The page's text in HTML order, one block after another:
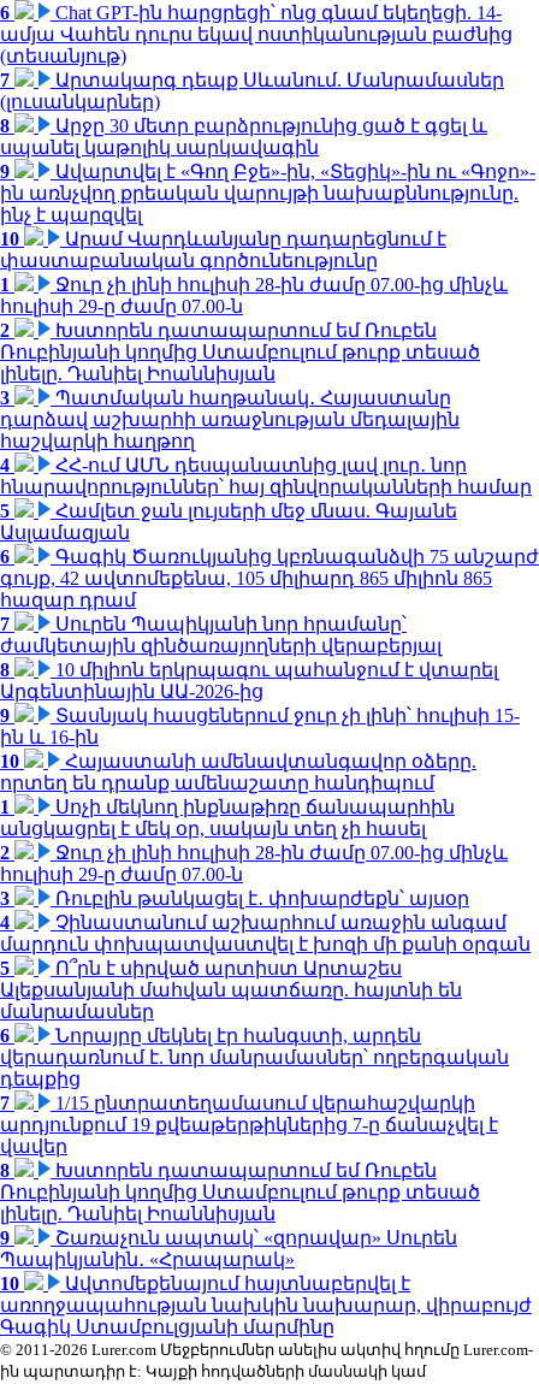
6
Chat GPT-ին հարցրեցի՝ ոնց գնամ եկեղեցի. 14-
ամյա Վահեն դուրս եկավ ոստիկանության բաժնից
(տեսանյութ)
7
Արտակարգ դեպք Սևանում. Մանրամասներ
(լուսանկարներ)
8
Արջը 30 մետր բարձրությունից ցած է գցել և
սպանել կաթոլիկ սարկավագին
9
Ավարտվել է «Գող Բջե»-ին, «Տեցիկ»-ին ու «Գոջո»-
ին առնչվող քրեական վարույթի նախաքննությունը.
ինչ է պարզվել
10
Արամ Վարդևանյանը դադարեցնում է
փաստաբանական գործունեությունը
1
Ջուր չի լինի հուլիսի 28-ին ժամը 07.00-ից մինչև
հուլիսի 29-ը ժամը 07.00-ն
2
Խստորեն դատապարտում եմ Ռուբեն
Ռուբինյանի կողմից Ստամբուլում թուրք տեսած
լինելը. Դանիել Իոաննիսյան
3
Պատմական հաղթանակ․ Հայաստանը
դարձավ աշխարհի առաջնության մեդալային
հաշվարկի հաղթող
4
ՀՀ-ում ԱՄՆ դեսպանատնից լավ լուր․ նոր
հնարավորություններ՝ հայ զինվորականների համար
5
Համլետ ջան լույսերի մեջ մնաս. Գայանե
Ասլամազյան
6
Գագիկ Ծառուկյանից կբռնագանձվի 75 անշարժ
գույք, 42 ավտոմեքենա, 105 միլիարդ 865 միլիոն 865
հազար դրամ
7
Սուրեն Պապիկյանի նոր հրամանը՝
ժամկետային զինծառայողների վերաբերյալ
8
10 միլիոն երկրպագու պահանջում է վտարել
Արգենտինային ԱԱ-2026-ից
9
Տասնյակ հասցեներում ջուր չի լինի՝ հուլիսի 15-
ին և 16-ին
10
Հայաստանի ամենավտանգավոր օձերը.
որտեղ են դրանք ամենաշատը հանդիպում
1
Սոչի մեկնող ինքնաթիռը ճանապարհին
անցկացրել է մեկ օր, սակայն տեղ չի հասել
2
Ջուր չի լինի հուլիսի 28-ին ժամը 07.00-ից մինչև
հուլիսի 29-ը ժամը 07.00-ն
3
Ռուբլին թանկացել է․ փոխարժեքն՝ այսօր
4
Չինաստանում աշխարհում առաջին անգամ
մարդուն փոխպատվաստվել է խոզի մի քանի օրգան
5
Ո՞րն է սիրված արտիստ Արտաշես
Ալեքսանյանի մահվան պատճառը. հայտնի են
մանրամասներ
6
Նորայրը մեկնել էր հանգստի, արդեն
վերադառնում է. նոր մանրամասներ՝ ողբերգական
դեպքից
7
1/15 ընտրատեղամասում վերահաշվարկի
արդյունքում 19 քվեաթերթիկներից 7-ը ճանաչվել է
վավեր
8
Խստորեն դատապարտում եմ Ռուբեն
Ռուբինյանի կողմից Ստամբուլում թուրք տեսած
լինելը. Դանիել Իոաննիսյան
9
Շառաչուն ապտակ՝ «զորավար» Սուրեն
Պապիկյանին․ «Հրապարակ»
10
Ավտոմեքենայում հայտնաբերվել է
առողջապահության նախկին նախարար, վիրաբույժ
Գագիկ Ստամբուլցյանի մարմինը
© 2011-2026 Lurer.com Մեջբերումներ անելիս ակտիվ հղումը Lurer.com-
ին պարտադիր է: Կայքի հոդվածների մասնակի կամ